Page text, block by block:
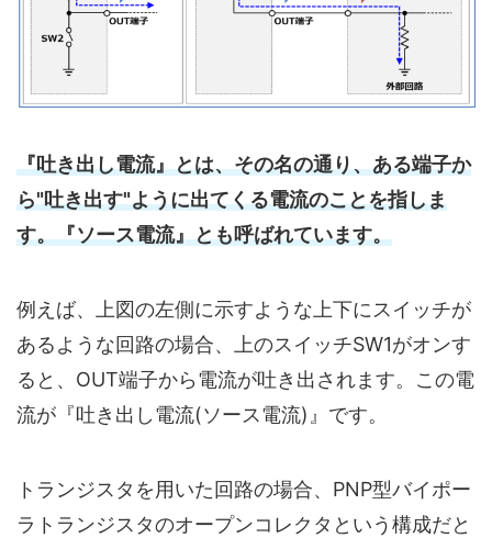
『吐き出し電流』とは、その名の通り、ある端子か
ら"吐き出す"ように出てくる電流のことを指しま
す。『ソース電流』とも呼ばれています。
例えば、上図の左側に示すような上下にスイッチが
あるような回路の場合、上のスイッチSW1がオンす
ると、OUT端子から電流が吐き出されます。この電
流が『吐き出し電流(ソース電流)』です。
トランジスタを用いた回路の場合、PNP型バイポー
ラトランジスタのオープンコレクタという構成だと